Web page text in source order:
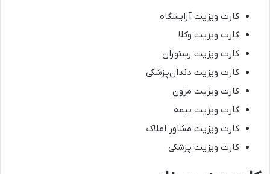
کارت ویزیت آرایشگاه
کارت ویزیت وکلا
کارت ویزیت رستوران
کارت ویزیت دندان‌پزشکی
کارت ویزیت مزون
کارت ویزیت بیمه
کارت ویزیت مشاور املاک
کارت ویزیت پزشکی